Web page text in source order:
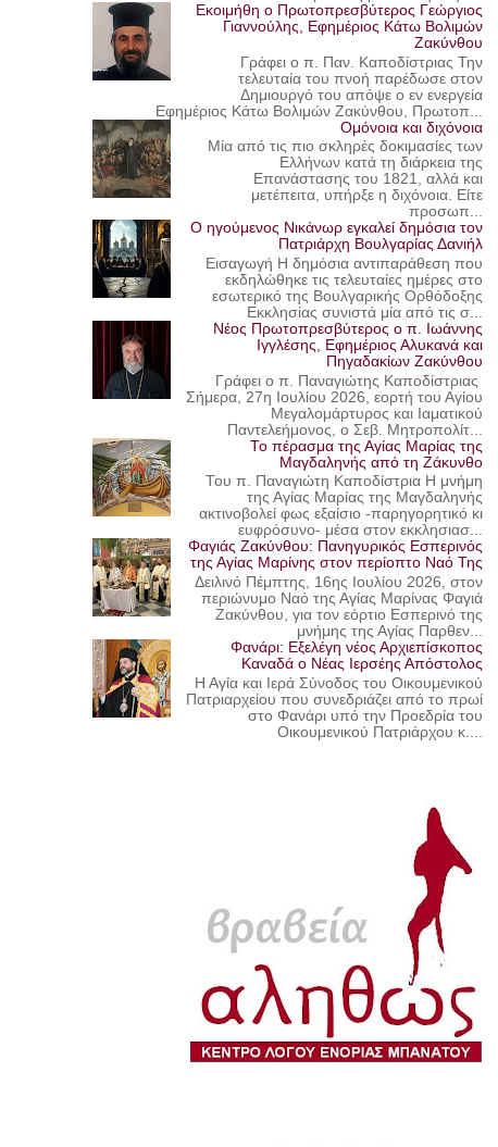
Εκοιμήθη ο Πρωτοπρεσβύτερος Γεώργιος
Γιαννούλης, Εφημέριος Κάτω Βολιμών
Ζακύνθου
Γράφει ο π. Παν. Καποδίστριας Την
τελευταία του πνοή παρέδωσε στον
Δημιουργό του απόψε ο εν ενεργεία
Εφημέριος Κάτω Βολιμών Ζακύνθου, Πρωτοπ...
Ομόνοια και διχόνοια
Μία από τις πιο σκληρές δοκιμασίες των
Ελλήνων κατά τη διάρκεια της
Επανάστασης του 1821, αλλά και
μετέπειτα, υπήρξε η διχόνοια. Είτε
προσωπ...
Ο ηγούμενος Νικάνωρ εγκαλεί δημόσια τον
Πατριάρχη Βουλγαρίας Δανιήλ
Εισαγωγή Η δημόσια αντιπαράθεση που
εκδηλώθηκε τις τελευταίες ημέρες στο
εσωτερικό της Βουλγαρικής Ορθόδοξης
Εκκλησίας συνιστά μία από τις σ...
Νέος Πρωτοπρεσβύτερος ο π. Ιωάννης
Ιγγλέσης, Εφημέριος Αλυκανά και
Πηγαδακίων Ζακύνθου
Γράφει ο π. Παναγιώτης Καποδίστριας
Σήμερα, 27η Ιουλίου 2026, εορτή του Αγίου
Μεγαλομάρτυρος και Ιαματικού
Παντελεήμονος, ο Σεβ. Μητροπολίτ...
Το πέρασμα της Αγίας Μαρίας της
Μαγδαληνής από τη Ζάκυνθο
Του π. Παναγιώτη Καποδίστρια Η μνήμη
της Αγίας Μαρίας της Μαγδαληνής
ακτινοβολεί φως εξαίσιο -παρηγορητικό κι
ευφρόσυνο- μέσα στον εκκλησιασ...
Φαγιάς Ζακύνθου: Πανηγυρικός Εσπερινός
της Αγίας Μαρίνης στον περίοπτο Ναό Της
Δειλινό Πέμπτης, 16ης Ιουλίου 2026, στον
περιώνυμο Ναό της Αγίας Μαρίνας Φαγιά
Ζακύνθου, για τον εόρτιο Εσπερινό της
μνήμης της Αγίας Παρθεν...
Φανάρι: Εξελέγη νέος Αρχιεπίσκοπος
Καναδά ο Νέας Ιερσέης Απόστολος
Η Αγία και Ιερά Σύνοδος του Οικουμενικού
Πατριαρχείου που συνεδριάζει από το πρωί
στο Φανάρι υπό την Προεδρία του
Οικουμενικού Πατριάρχου κ....